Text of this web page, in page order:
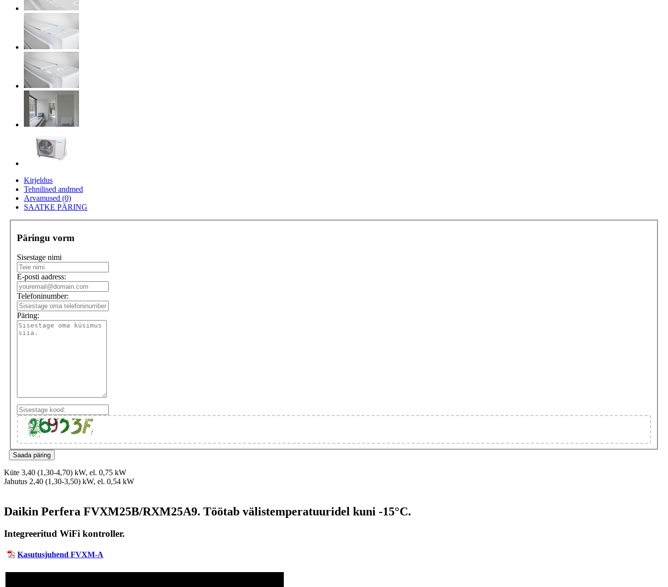
Kirjeldus
Tehnilised andmed
Arvamused (0)
SAATKE PÄRING
Päringu vorm
Sisestage nimi
E-posti aadress:
Telefoninumber:
Päring:
Küte 3,40 (1,30-4,70) kW, el. 0,75 kW
Jahutus 2,40 (1,30-3,50) kW, el. 0,54 kW
Daikin Perfera FVXM25B/RXM25A9. Töötab välistemperatuuridel kuni -15°C.
Integreeritud WiFi kontroller.
Kasutusjuhend FVXM-A